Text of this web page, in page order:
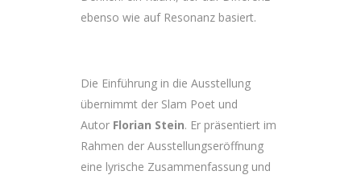
ebenso wie auf Resonanz basiert.
Die Einführung in die Ausstellung
übernimmt der Slam Poet und
Autor Florian Stein. Er präsentiert im
Rahmen der Ausstellungseröffnung
eine lyrische Zusammenfassung und